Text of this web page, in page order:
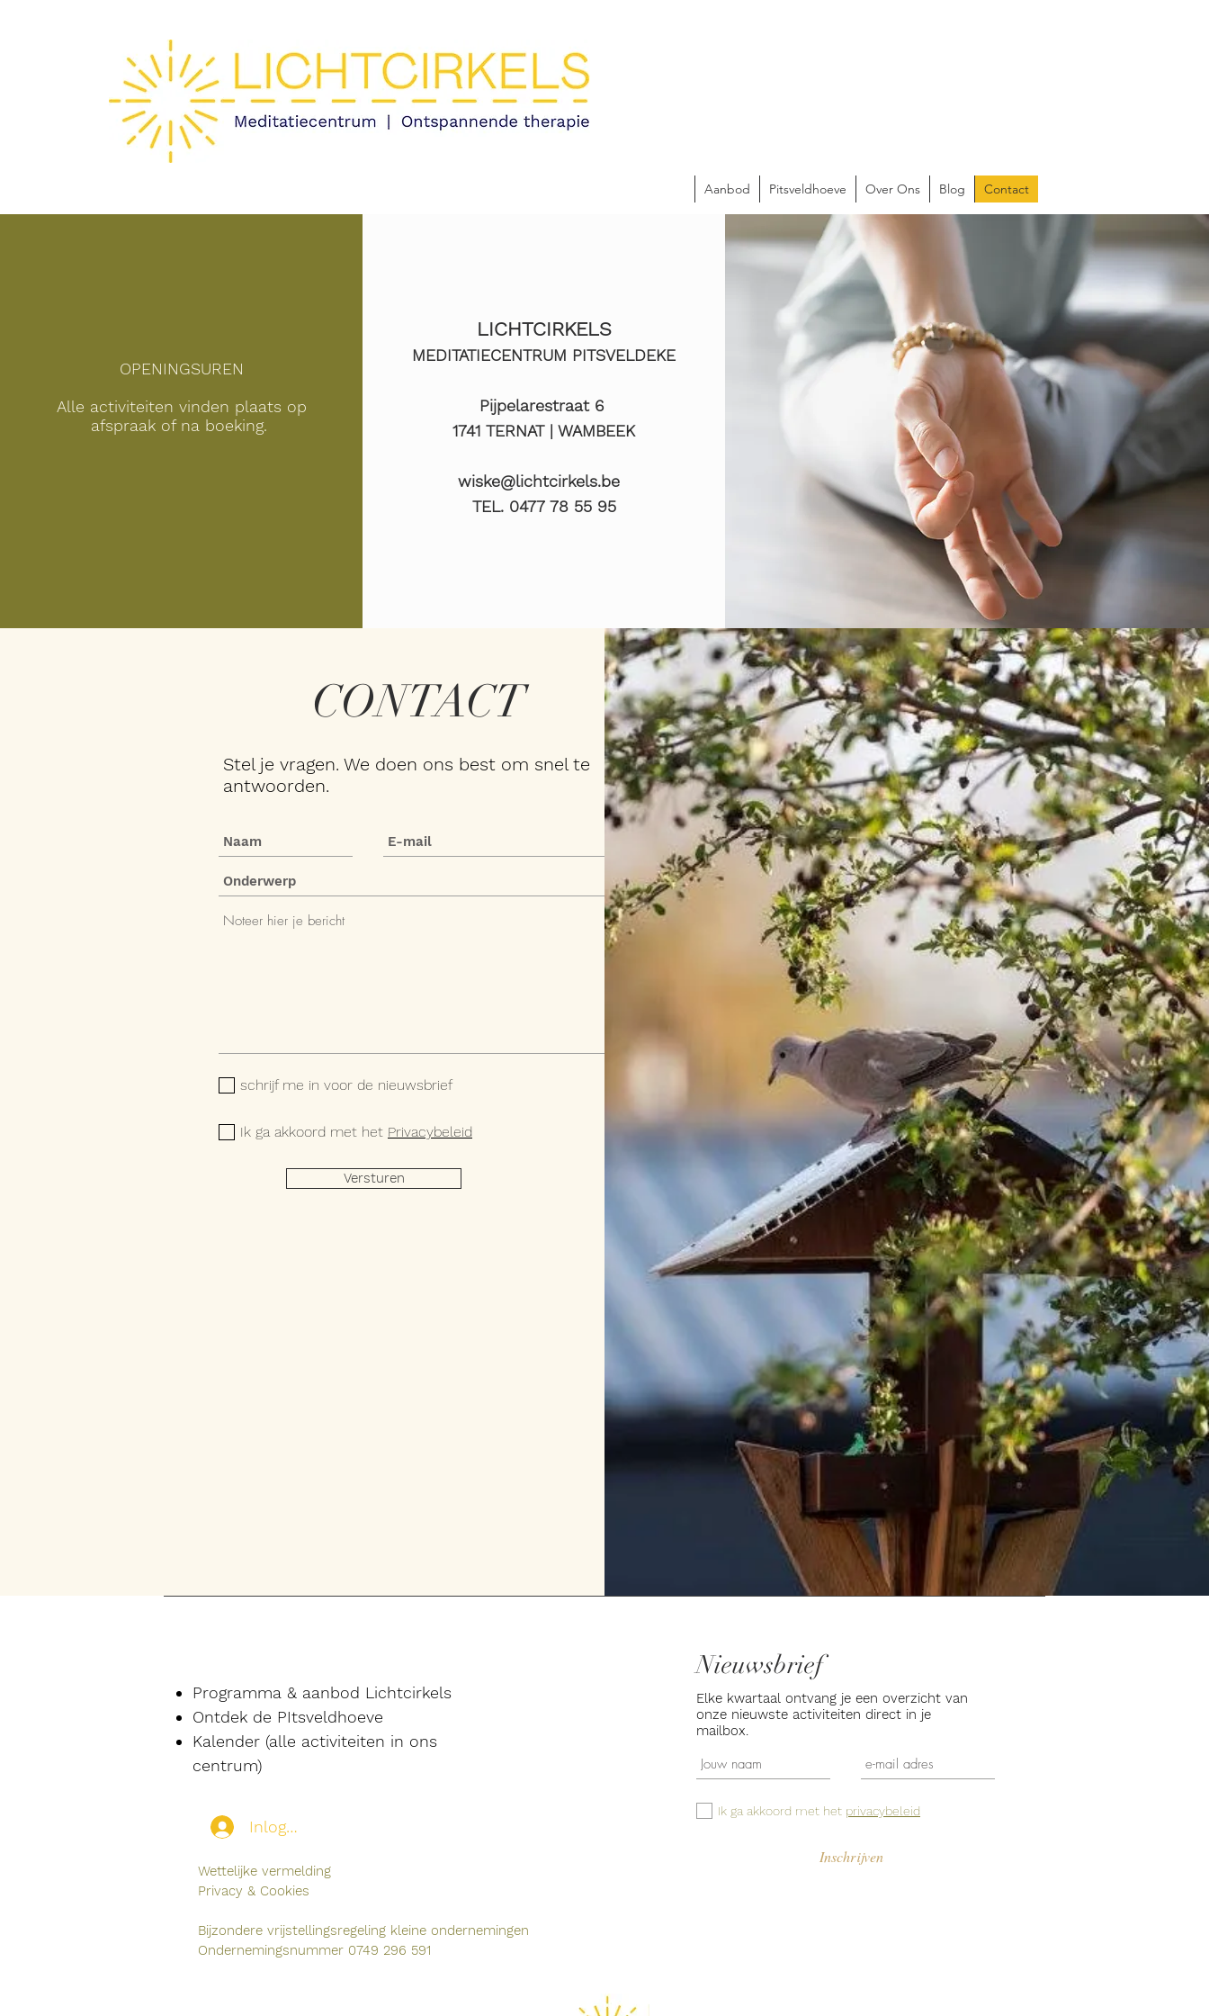
Aanbod Pitsveldhoeve Over Ons Blog Contact
OPENINGSUREN
Alle activiteiten vinden plaats op
afspraak of na boeking.
LICHTCIRKELS
MEDITATIECENTRUM PITSVELDEKE
Pijpelarestraat 6
1741 TERNAT | WAMBEEK
wiske@lichtcirkels.be
TEL. 0477 78 55 95
CONTACT
Stel je vragen. We doen ons best om snel te
antwoorden.
schrijf me in voor de nieuwsbrief
Ik ga akkoord met het Privacybeleid
Versturen
Nieuwsbrief
Programma & aanbod Lichtcirkels
Ontdek de PItsveldhoeve
Kalender (alle activiteiten in ons
centrum)
Inloggen voor leden
Wettelijke vermelding
Privacy & Cookies
Bijzondere vrijstellingsregeling kleine ondernemingen
Ondernemingsnummer 0749 296 591
Elke kwartaal ontvang je een overzicht van
onze nieuwste activiteiten direct in je
mailbox.
Ik ga akkoord met het privacybeleid
Inschrijven